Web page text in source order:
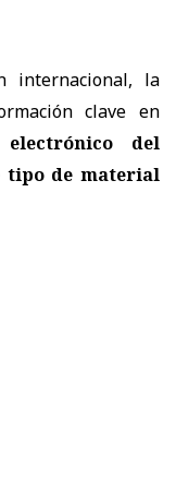
internacional, la
clave en
del
tipo de material